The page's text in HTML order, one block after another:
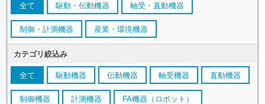
全て 駆動・伝動機器 軸受・直動機器
制御・計測機器 産業・環境機器
カテゴリ絞込み
全て 駆動機器 伝動機器 軸受機器 直動機器
制御機器 計測機器 FA機器（ロボット）